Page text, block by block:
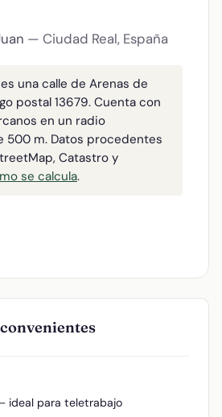
— Ciudad Real, España
una calle de Arenas de
postal 13679. Cuenta con
en un radio
500 m. Datos procedentes
Catastro y
se calcula.
ideal para teletrabajo